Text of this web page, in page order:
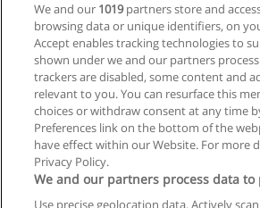
We and our 1019partners store and
browsing data or unique identifiers, on
Accept enables tracking technologies to
shown under we and our partners
trackers are disabled, some content and
relevant to you. You can resurface this
choices or withdraw consent at any time
Preferences link on the bottom of the
have effect within our Website. For more
Privacy Policy.
We and our partners process data to
Use precise geolocation data. Actively